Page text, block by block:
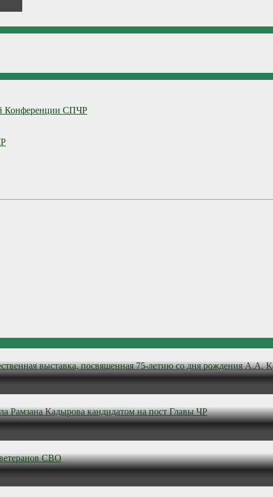
Конференции СПЧР
выставка, посвященная 75-летию со дня рождения А.А.
Рамзана Кадырова кандидатом на пост Главы ЧР
СВО